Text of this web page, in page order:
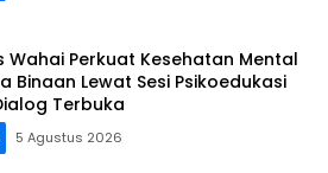
Wahai Perkuat Kesehatan Mental
Binaan Lewat Sesi Psikoedukasi
Terbuka
5 Agustus 2026